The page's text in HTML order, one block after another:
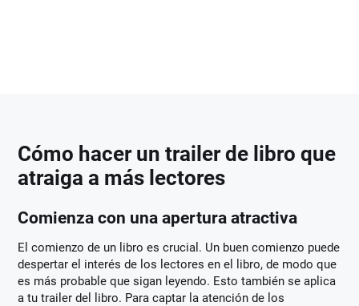
Cómo hacer un trailer de libro que
atraiga a más lectores
Comienza con una apertura atractiva
El comienzo de un libro es crucial. Un buen comienzo puede
despertar el interés de los lectores en el libro, de modo que
es más probable que sigan leyendo. Esto también se aplica
a tu trailer del libro. Para captar la atención de los